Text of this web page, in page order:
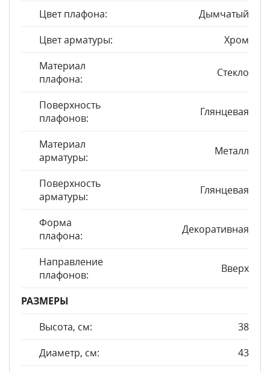
Цвет плафона:
Дымчатый
Цвет арматуры:
Хром
Материал
плафона:
Стекло
Поверхность
плафонов:
Глянцевая
Материал
арматуры:
Металл
Поверхность
арматуры:
Глянцевая
Форма
плафона:
Декоративная
Направление
плафонов:
Вверх
РАЗМЕРЫ
Высота, см:
38
Диаметр, см:
43